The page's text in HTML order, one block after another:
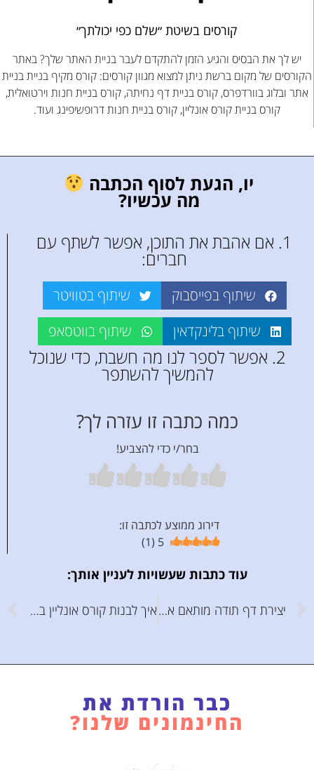
קורסים בשיטת ״שלם כפי יכולתך״
יש לך את הבסיס והגיע הזמן להתקדם לעבר בניית האתר שלך? באתר
הקורסים של מקום ברשת ניתן למצוא מגוון קורסים: קורס מקיף בניית בניית
אתר ובלוג בוורדפרס, קורס בניית דף נחיתה, קורס בניית חנות וירטואלית,
קורס בניית קורס אונליין, קורס בניית חנות דרופשיפינג ועוד.
יו, הגעת לסוף הכתבה
מה עכשיו?
1. אם אהבת את התוכן, אפשר לשתף עם
חברים:
שיתוף בפייסבוק
שיתוף בטוויטר
שיתוף בלינקדאין
שיתוף בווטסאפ
2. אפשר לספר לנו מה חשבת, כדי שנוכל
להמשיך להשתפר
כמה כתבה זו עזרה לך?
בחר/י כדי להצביע!
דירוג ממוצע לכתבה זו:
5
(
1
)
עוד כתבות שעשויות לעניין אותך:
יצירת דף תודה מותאם אישית (אלמנטור) איך לבנות קורס אונליין בחינם
כבר הורדת את
החינמונים שלנו?